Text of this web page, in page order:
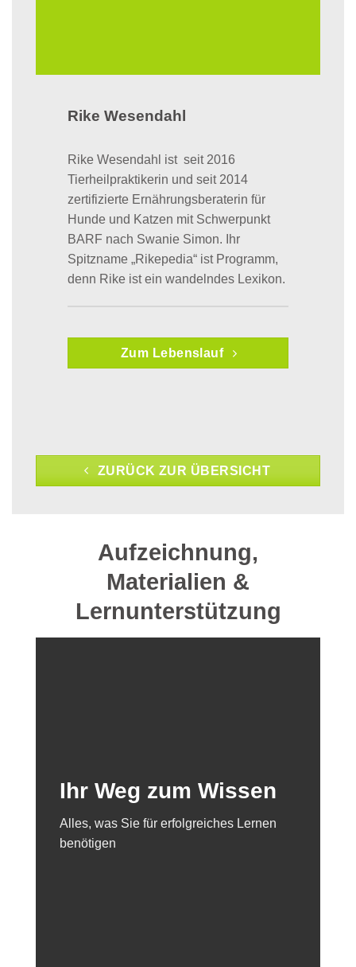
Rike Wesendahl
Rike Wesendahl ist seit 2016
Tierheilpraktikerin und seit 2014
zertifizierte Ernährungsberaterin für
Hunde und Katzen mit Schwerpunkt
BARF nach Swanie Simon. Ihr
Spitzname „Rikepedia“ ist Programm,
denn Rike ist ein wandelndes Lexikon.
Zum Lebenslauf
ZURÜCK ZUR ÜBERSICHT
Aufzeichnung,
Materialien &
Lernunterstützung
Ihr Weg zum Wissen
Alles, was Sie für erfolgreiches Lernen
benötigen